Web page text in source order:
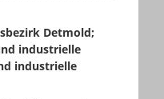
Detmold;
industrielle
industrielle